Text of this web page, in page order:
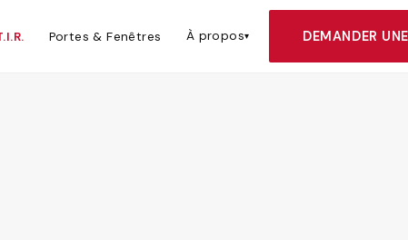
Portes & Fenêtres À propos▾ DEMANDER
des projets de rénovation résidentielle,